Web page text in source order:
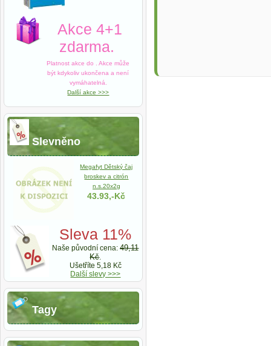
Akce 4+1
zdarma.
Platnost akce do
. Akce může
být kdykoliv ukončena a není
vymáhatelná.
Další akce >>>
Slevněno
Megafyt Dětský čaj
broskev a citrón
n.s.20x2g
43.93,-Kč
Sleva 11%
Naše původní cena:49,11
Kč.
Ušetříte 5,18 Kč
Další slevy >>>
Tagy